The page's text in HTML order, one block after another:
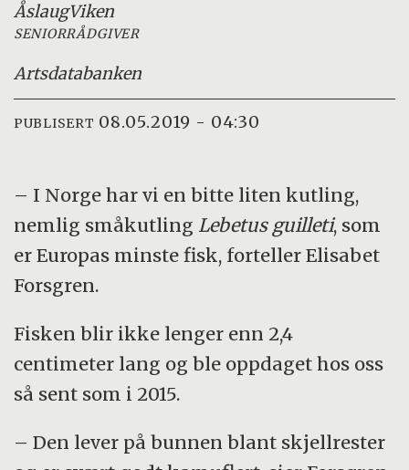
ÅslaugViken
SENIORRÅDGIVER
Artsdatabanken
PUBLISERT 08.05.2019 - 04:30
– I Norge har vi en bitte liten kutling,
nemlig småkutling Lebetus guilleti, som
er Europas minste fisk, forteller Elisabet
Forsgren.
Fisken blir ikke lenger enn 2,4
centimeter lang og ble oppdaget hos oss
så sent som i 2015.
– Den lever på bunnen blant skjellrester